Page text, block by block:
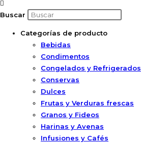
Buscar
Categorías de producto
Bebidas
Condimentos
Congelados y Refrigerados
Conservas
Dulces
Frutas y Verduras frescas
Granos y Fideos
Harinas y Avenas
Infusiones y Cafés